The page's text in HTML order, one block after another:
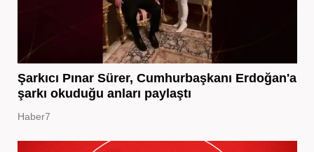
Şarkıcı Pınar Sürer, Cumhurbaşkanı Erdoğan'a
şarkı okuduğu anları paylaştı
Haber7